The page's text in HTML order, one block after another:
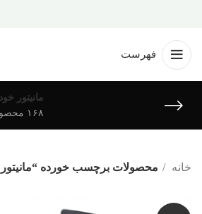
فهرست
مانیتور
۱۶۸ محصولات
خانه محصولات برچسب خورده “مانیتور